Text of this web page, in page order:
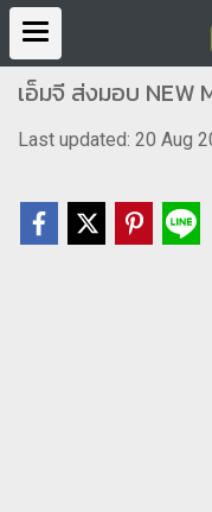
เอ็มจี ส่งมอบ NEW
Last updated: 20 Aug